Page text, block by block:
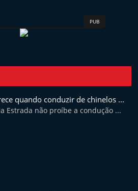
PUB
quando conduzir de chinelos ...
Estrada não proíbe a condução ...